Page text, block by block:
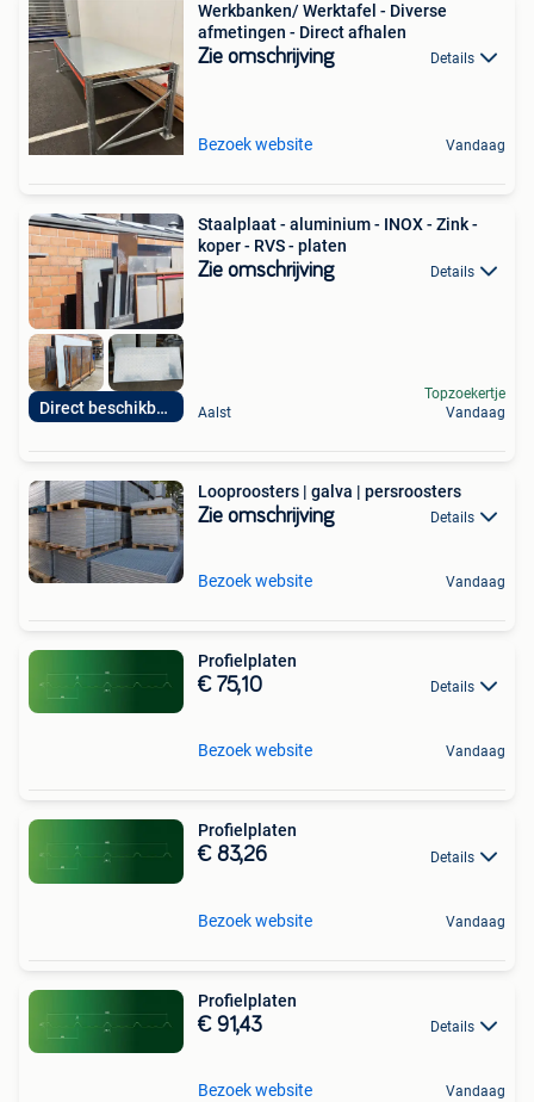
Werkbanken/ Werktafel - Diverse
afmetingen - Direct afhalen
Zie omschrijving Details
Bezoek website Vandaag
Direct beschikbaar
Staalplaat - aluminium - INOX - Zink -
koper - RVS - platen
Zie omschrijving Details
Aalst
Topzoekertje
Vandaag
Looproosters | galva | persroosters
Zie omschrijving Details
Bezoek website Vandaag
Profielplaten
€ 75,10 Details
Bezoek website Vandaag
Profielplaten
€ 83,26 Details
Bezoek website Vandaag
Profielplaten
€ 91,43 Details
Bezoek website Vandaag